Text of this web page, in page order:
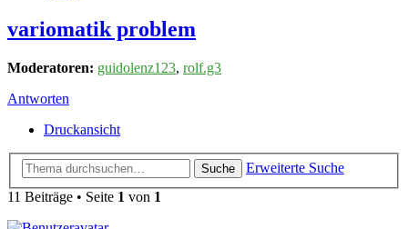
variomatik problem
Moderatoren: guidolenz123, rolf.g3
Antworten
Druckansicht
Suche
Erweiterte Suche
11 Beiträge • Seite 1 von 1